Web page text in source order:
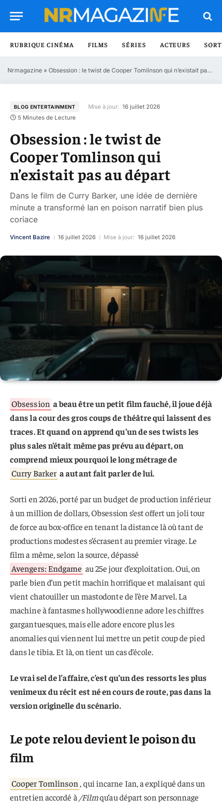
RUBRIQUE CINÉMA FILMS SÉRIES ACTEURS
Nrmagazine » Obsession : le twist de Cooper Tomlinson qui n’existait pas au départ
BLOG ENTERTAINMENT Mise à jour: 16 juillet 2026
5 Minutes de Lecture
Obsession : le twist de
Cooper Tomlinson qui
n’existait pas au départ
Dans le film de Curry Barker, une idée de dernière
minute a transformé Ian en poison narratif bien plus
coriace
Vincent Bazire 16 juillet 2026 Mise à jour: 16 juillet 2026
Obsession a beau être un petit film fauché, il joue déjà
dans la cour des gros coups de théâtre qui laissent des
traces. Et quand on apprend qu’un de ses twists les
plus sales n’était même pas prévu au départ, on
comprend mieux pourquoi le long métrage de
Curry Barker a autant fait parler de lui.
Sorti en 2026, porté par un budget de production inférieur
à un million de dollars, Obsession s’est offert un joli tour
de force au box-office en tenant la distance là où tant de
productions modestes s’écrasent au premier virage. Le
film a même, selon la source, dépassé
Avengers: Endgame au 25e jour d’exploitation. Oui, on
parle bien d’un petit machin horrifique et malaisant qui
vient chatouiller un mastodonte de l’ère Marvel. La
machine à fantasmes hollywoodienne adore les chiffres
gargantuesques, mais elle adore encore plus les
anomalies qui viennent lui mettre un petit coup de pied
dans le tibia. Et là, on tient un cas d’école.
Le vrai sel de l’affaire, c’est qu’un des ressorts les plus
venimeux du récit est né en cours de route, pas dans la
version originelle du scénario.
Le pote relou devient le poison du
film
Cooper Tomlinson, qui incarne Ian, a expliqué dans un
entretien accordé à /Filmqu’au départ son personnage